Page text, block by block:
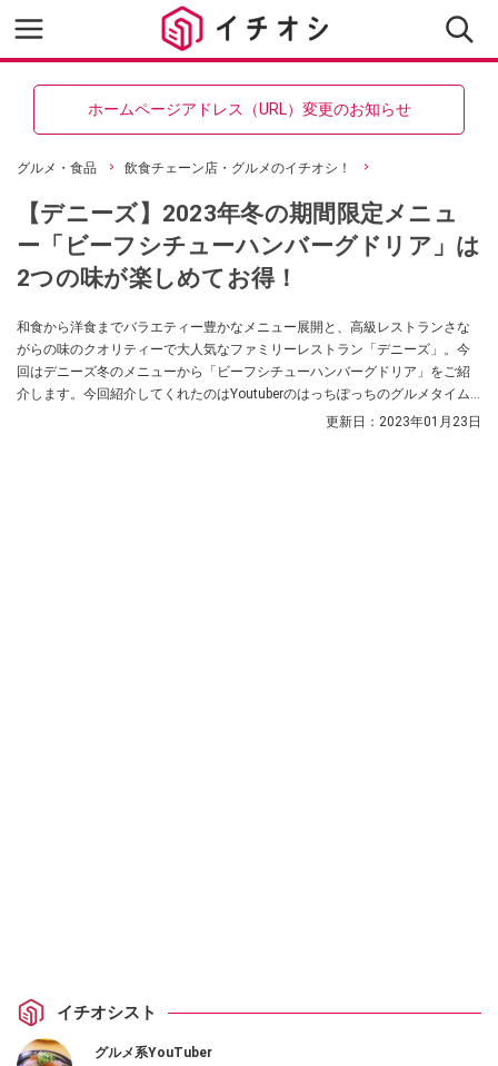
ホームページアドレス（URL）変更のお知らせ
グルメ・食品 飲食チェーン店・グルメのイチオシ！
【デニーズ】2023年冬の期間限定メニュ
ー「ビーフシチューハンバーグドリア」は
2つの味が楽しめてお得！
和食から洋食までバラエティー豊かなメニュー展開と、高級レストランさな
がらの味のクオリティーで大人気なファミリーレストラン「デニーズ」。今
回はデニーズ冬のメニューから「ビーフシチューハンバーグドリア」をご紹
介します。今回紹介してくれたのはYoutuberのはっちぽっちのグルメタイム
ズ【外食大好き】さん。人気のメニューが一緒になった味わい深い逸品だっ
更新日： 2023年01月23日
イチオシスト
グルメ系YouTuber